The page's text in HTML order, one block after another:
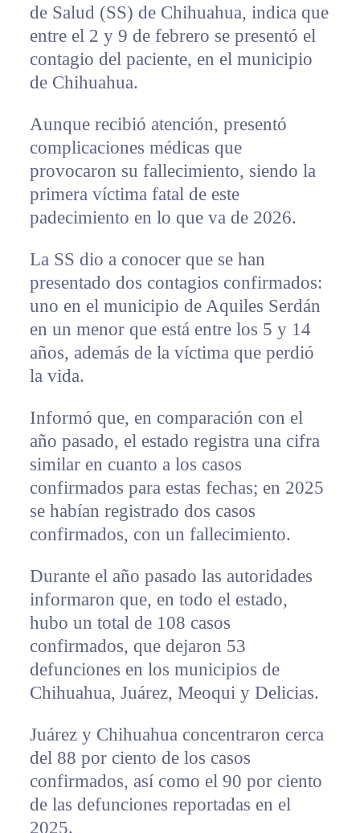
de Salud (SS) de Chihuahua, indica que
entre el 2 y 9 de febrero se presentó el
contagio del paciente, en el municipio
de Chihuahua.
Aunque recibió atención, presentó
complicaciones médicas que
provocaron su fallecimiento, siendo la
primera víctima fatal de este
padecimiento en lo que va de 2026.
La SS dio a conocer que se han
presentado dos contagios confirmados:
uno en el municipio de Aquiles Serdán
en un menor que está entre los 5 y 14
años, además de la víctima que perdió
la vida.
Informó que, en comparación con el
año pasado, el estado registra una cifra
similar en cuanto a los casos
confirmados para estas fechas; en 2025
se habían registrado dos casos
confirmados, con un fallecimiento.
Durante el año pasado las autoridades
informaron que, en todo el estado,
hubo un total de 108 casos
confirmados, que dejaron 53
defunciones en los municipios de
Chihuahua, Juárez, Meoqui y Delicias.
Juárez y Chihuahua concentraron cerca
del 88 por ciento de los casos
confirmados, así como el 90 por ciento
de las defunciones reportadas en el
2025.